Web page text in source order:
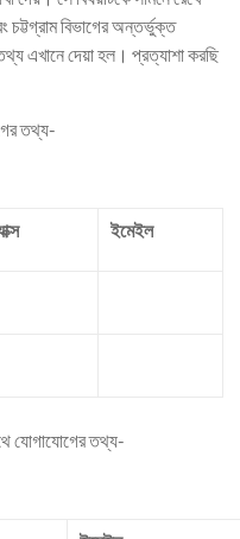
চট্টগ্রাম বিভাগের অন্তর্ভুক্ত
এখানে দেয়া হল। প্রত্যাশা করছি
তথ্য-
ইমেইল
যোগাযোগের তথ্য-